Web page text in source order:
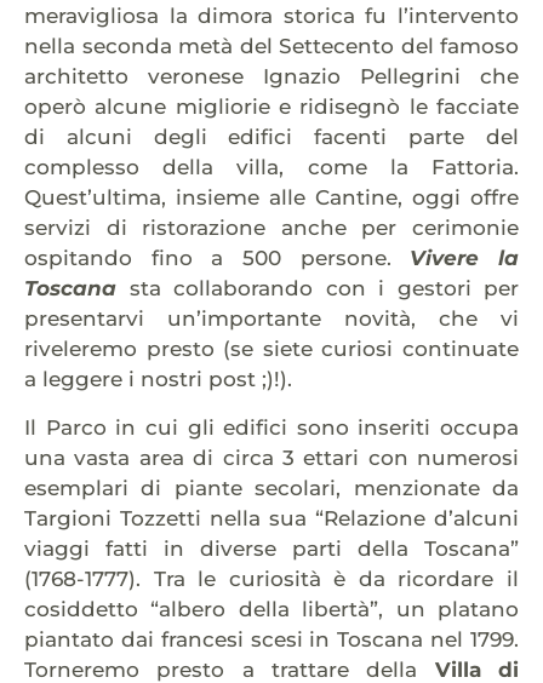
meravigliosa la dimora storica fu l’intervento
nella seconda metà del Settecento del famoso
architetto veronese Ignazio Pellegrini che
operò alcune migliorie e ridisegnò le facciate
di alcuni degli edifici facenti parte del
complesso della villa, come la Fattoria.
Quest’ultima, insieme alle Cantine, oggi offre
servizi di ristorazione anche per cerimonie
ospitando fino a 500 persone. Vivere la
Toscana sta collaborando con i gestori per
presentarvi un’importante novità, che vi
riveleremo presto (se siete curiosi continuate
a leggere i nostri post ;)!).
Il Parco in cui gli edifici sono inseriti occupa
una vasta area di circa 3 ettari con numerosi
esemplari di piante secolari, menzionate da
Targioni Tozzetti nella sua “Relazione d’alcuni
viaggi fatti in diverse parti della Toscana”
(1768-1777). Tra le curiosità è da ricordare il
cosiddetto “albero della libertà”, un platano
piantato dai francesi scesi in Toscana nel 1799.
Torneremo presto a trattare della Villa di